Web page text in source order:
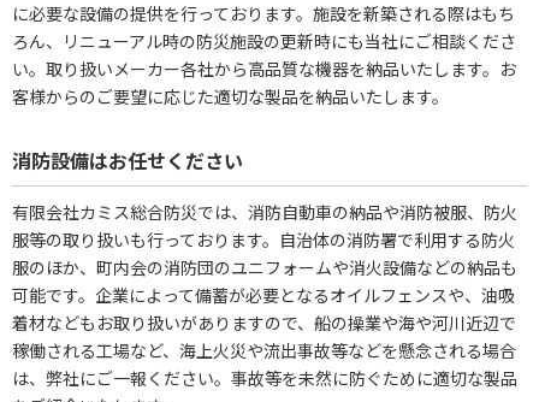
に必要な設備の提供を行っております。施設を新築される際はもち
ろん、リニューアル時の防災施設の更新時にも当社にご相談くださ
い。取り扱いメーカー各社から高品質な機器を納品いたします。お
客様からのご要望に応じた適切な製品を納品いたします。
消防設備はお任せください
有限会社カミス総合防災では、消防自動車の納品や消防被服、防火
服等の取り扱いも行っております。自治体の消防署で利用する防火
服のほか、町内会の消防団のユニフォームや消火設備などの納品も
可能です。企業によって備蓄が必要となるオイルフェンスや、油吸
着材などもお取り扱いがありますので、船の操業や海や河川近辺で
稼働される工場など、海上火災や流出事故等などを懸念される場合
は、弊社にご一報ください。事故等を未然に防ぐために適切な製品